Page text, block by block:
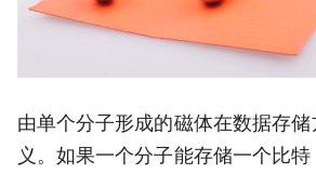
由单个分子形成的磁体在数据存
义。如果一个分子能存储一个比